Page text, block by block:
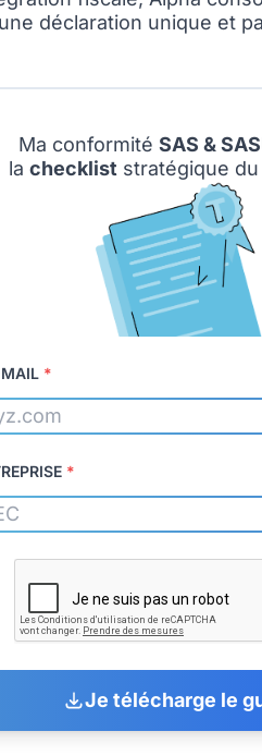
déclaration unique et
Ma conformité SAS &
la checklist stratégique
MAIL *
*
Je télécharge le